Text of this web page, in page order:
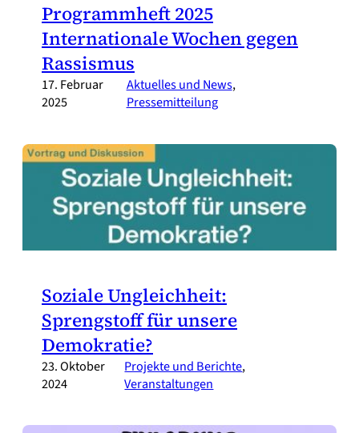
Programmheft 2025
Internationale Wochen gegen
Rassismus
17. Februar
2025
Aktuelles und News,
Pressemitteilung
Soziale Ungleichheit:
Sprengstoff für unsere
Demokratie?
23. Oktober
2024
Projekte und Berichte
Veranstaltungen